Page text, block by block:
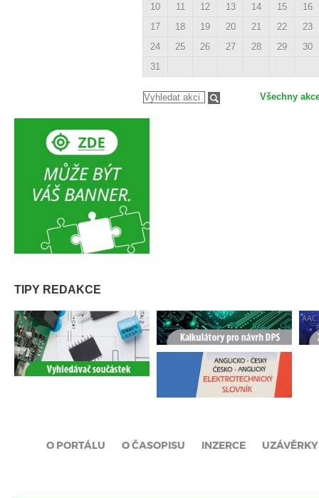
10
11 12 13 14 15
16
17
18 19 20 21 22
23
24
25 26 27 28 29
30
31
Všechny
TIPY REDAKCE
O PORTÁLU O ČASOPISU INZERCE UZÁVĚRKY